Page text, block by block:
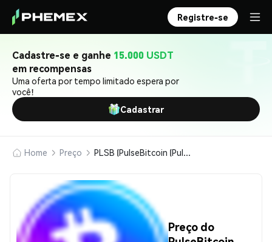
Registre-se
Cadastre-se e ganhe 15.000 USDT
em recompensas
Uma oferta por tempo limitado espera por
você!
Cadastrar
Home Preço PLSB (PulseBitcoin (PulseChain))
Preço do